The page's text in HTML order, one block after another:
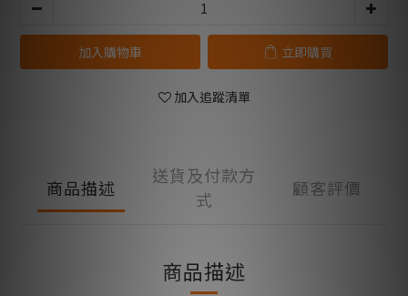
加入購物車 立即購買
加入追蹤清單
商品描述
送貨及付款方
式
顧客評價
商品描述